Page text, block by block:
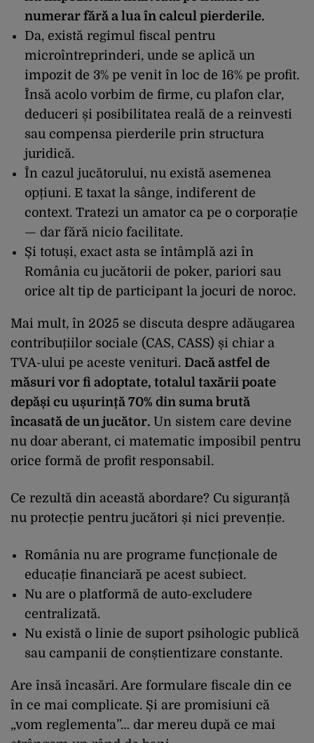
numerar fără a lua în calcul pierderile.
Da, există regimul fiscal pentru
microîntreprinderi, unde se aplică un
impozit de 3% pe venit în loc de 16% pe profit.
Însă acolo vorbim de firme, cu plafon clar,
deduceri și posibilitatea reală de a reinvesti
sau compensa pierderile prin structura
juridică.
În cazul jucătorului, nu există asemenea
opțiuni. E taxat la sânge, indiferent de
context. Tratezi un amator ca pe o corporație
— dar fără nicio facilitate.
Și totuși, exact asta se întâmplă azi în
România cu jucătorii de poker, pariori sau
orice alt tip de participant la jocuri de noroc.
Mai mult, în 2025 se discuta despre adăugarea
contribuțiilor sociale (CAS, CASS) și chiar a
TVA-ului pe aceste venituri. Dacă astfel de
măsuri vor fi adoptate, totalul taxării poate
depăși cu ușurință 70% din suma brută
încasată de un jucător. Un sistem care devine
nu doar aberant, ci matematic imposibil pentru
orice formă de profit responsabil.
Ce rezultă din această abordare? Cu siguranță
nu protecție pentru jucători și nici prevenție.
România nu are programe funcționale de
educație financiară pe acest subiect.
Nu are o platformă de auto-excludere
centralizată.
Nu există o linie de suport psihologic publică
sau campanii de conștientizare constante.
Are însă încasări. Are formulare fiscale din ce
în ce mai complicate. Și are promisiuni că
„vom reglementa”… dar mereu după ce mai